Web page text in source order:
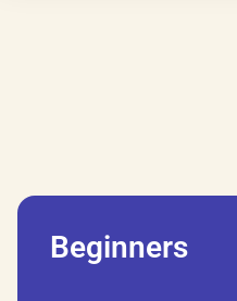
Beginners